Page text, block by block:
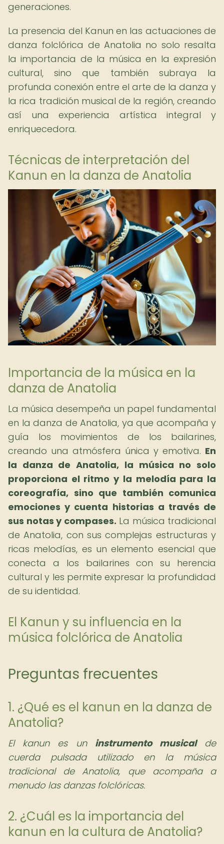
generaciones.
La presencia del Kanun en las actuaciones de
danza folclórica de Anatolia no solo resalta
la importancia de la música en la expresión
cultural, sino que también subraya la
profunda conexión entre el arte de la danza y
la rica tradición musical de la región, creando
así una experiencia artística integral y
enriquecedora.
Técnicas de interpretación del
Kanun en la danza de Anatolia
Importancia de la música en la
danza de Anatolia
La música desempeña un papel fundamental
en la danza de Anatolia, ya que acompaña y
guía los movimientos de los bailarines,
creando una atmósfera única y emotiva. En
la danza de Anatolia, la música no solo
proporciona el ritmo y la melodía para la
coreografía, sino que también comunica
emociones y cuenta historias a través de
sus notas y compases. La música tradicional
de Anatolia, con sus complejas estructuras y
ricas melodías, es un elemento esencial que
conecta a los bailarines con su herencia
cultural y les permite expresar la profundidad
de su identidad.
El Kanun y su influencia en la
música folclórica de Anatolia
Preguntas frecuentes
1. ¿Qué es el kanun en la danza de
Anatolia?
El kanun es un instrumento musicalde
cuerda pulsada utilizado en la música
tradicional de Anatolia, que acompaña a
menudo las danzas folclóricas.
2. ¿Cuál es la importancia del
kanun en la cultura de Anatolia?